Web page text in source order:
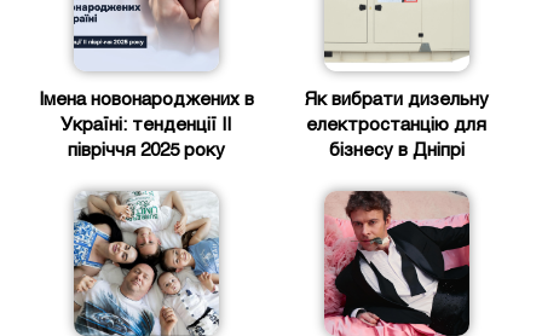
Імена новонароджених в
Україні: тенденції ІІ
півріччя 2025 року
Як вибрати дизельну
електростанцію для
бізнесу в Дніпрі